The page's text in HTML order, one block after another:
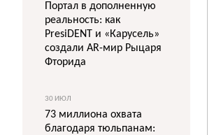
Портал в дополненную
реальность: как
PresiDENT и «Карусель»
создали AR-мир Рыцаря
Фторида
30 ИЮЛ
73 миллиона охвата
благодаря тюльпанам: